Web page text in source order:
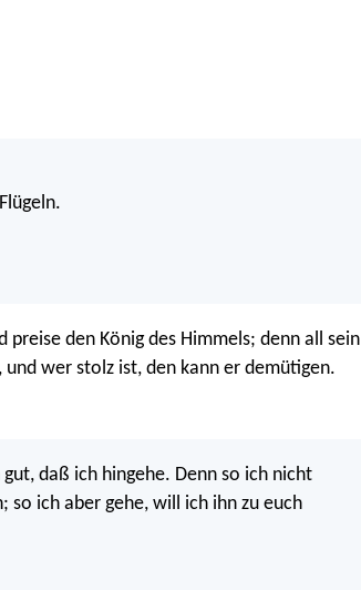
preise den König des Himmels; denn all sein
wer stolz ist, den kann er demütigen.
daß ich hingehe. Denn so ich nicht
so ich aber gehe, will ich ihn zu euch